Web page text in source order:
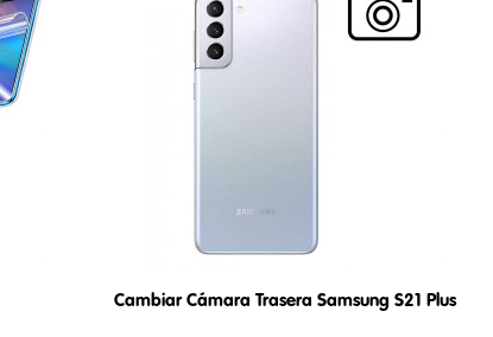
Cambiar Cámara Trasera Samsung S21 Plus